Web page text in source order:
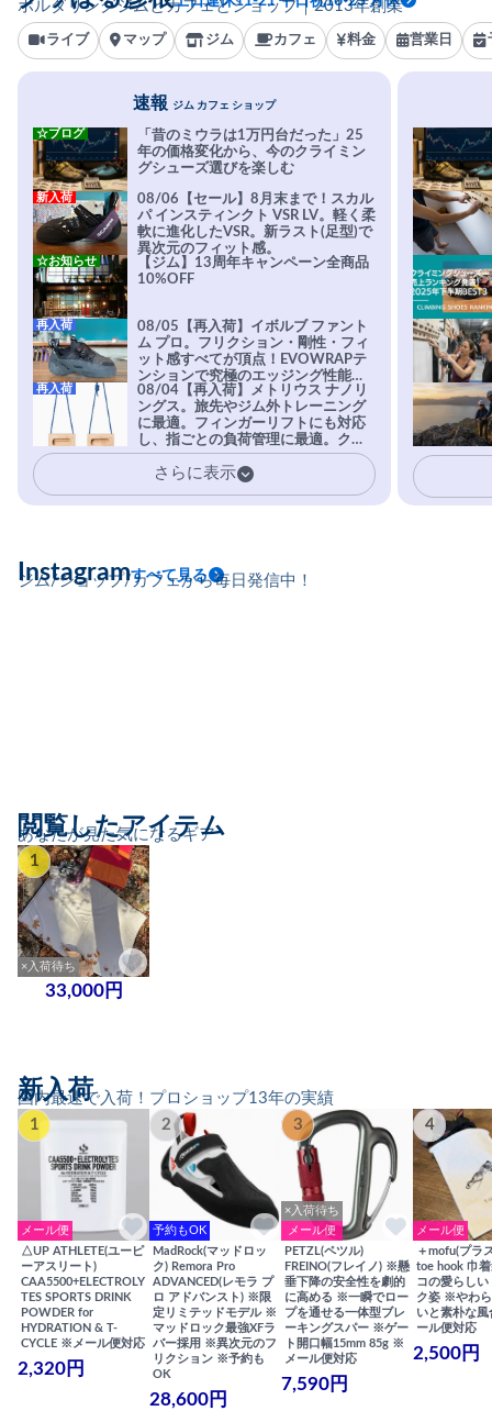
ボルダリングジムとカフェとショップ｜2013年創業
ライブ マップ ジム カフェ 料金 営業日
速報 ジム カフェ ショップ
「昔のミウラは1万円台だった」25
年の価格変化から、今のクライミン
グシューズ選びを楽しむ
☆ブログ
08/06【セール】8月末まで！スカル
パ インスティンクト VSR LV。軽く柔
軟に進化したVSR。新ラスト(足型)で
異次元のフィット感。
新入荷
【ジム】13周年キャンペーン全商品
10%OFF
☆お知らせ
08/05【再入荷】イボルブ ファント
ム プロ。フリクション・剛性・フィ
ット感すべてが頂点！EVOWRAPテ
ンションで究極のエッジング性能を
実現。進化系ラバーEvo-74はTRAX
を凌駕する粘着力で極小ホールドに
安心感。
再入荷
08/04【再入荷】メトリウス ナノリ
ングス。旅先やジム外トレーニング
に最適。フィンガーリフトにも対応
し、指ごとの負荷管理に最適。クラ
イマーの指を本気で鍛えるギア。
再入荷
さらに表示
ジム/ショップ/カフェから毎日発信中！
Instagramすべて見る
あなたが見た気になるギア
閲覧したアイテム
1
×入荷待ち
33,000円
国内最速で入荷！プロショップ13年の実績
新入荷
1
メール便
△UP ATHLETE(ユーピ
ーアスリート)
CAA5500+ELECTROLY
TES SPORTS DRINK
POWDER for
HYDRATION & T-
CYCLE ※メール便対応
2,320円
2
予約もOK
MadRock(マッドロッ
ク) Remora Pro
ADVANCED(レモラ プ
ロ アドバンスト) ※限
定リミテッドモデル ※
マッドロック最強XFラ
バー採用 ※異次元のフ
リクション ※予約も
OK
28,600円
3
×入荷待ち
メール便
PETZL(ペツル)
FREINO(フレイノ) ※懸
垂下降の安全性を劇的
に高める ※一瞬でロー
プを通せる一体型ブレ
ーキングスパー ※ゲー
ト開口幅15mm 85g ※
メール便対応
7,590円
4
メール便
＋mofu(プラ
toe hook 巾
コの愛らしい
ク姿 ※やわ
いと素朴な
ール便対応
2,500円